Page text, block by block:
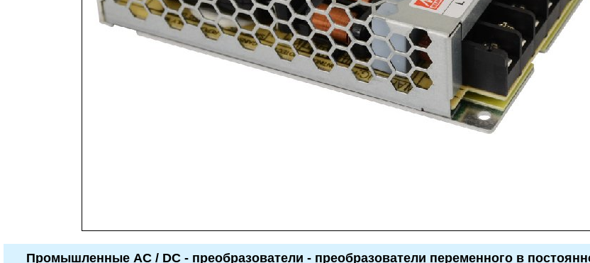
Промышленные AC / DC - преобразователи - преобразователи переменного в